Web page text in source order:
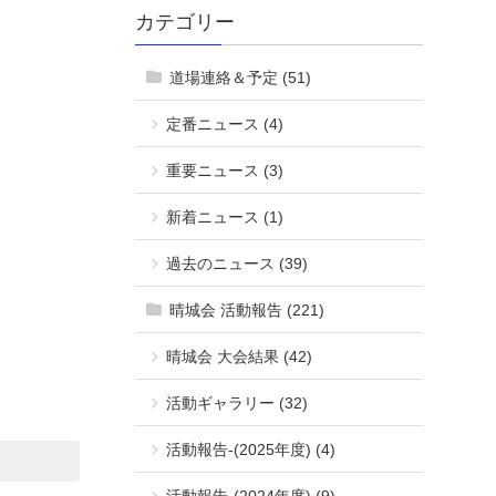
カテゴリー
道場連絡＆予定 (51)
定番ニュース (4)
重要ニュース (3)
新着ニュース (1)
過去のニュース (39)
晴城会 活動報告 (221)
晴城会 大会結果 (42)
活動ギャラリー (32)
活動報告-(2025年度) (4)